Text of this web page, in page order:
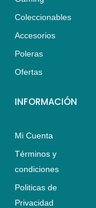
Coleccionables
Accesorios
Poleras
Ofertas
INFORMACIÓN
Mi Cuenta
Términos y
condiciones
Politicas de
Privacidad